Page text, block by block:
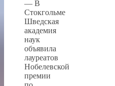
— В
Стокгольме
Шведская
академия
наук
объявила
лауреатов
Нобелевской
премии